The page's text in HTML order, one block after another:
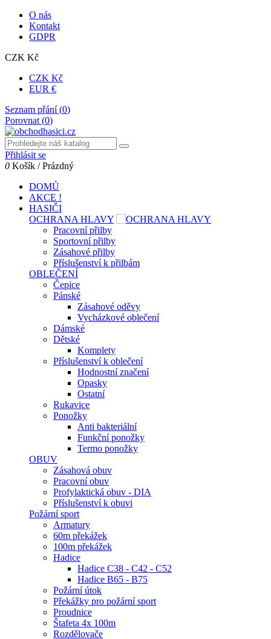
O nás
Kontakt
GDPR
CZK Kč
CZK Kč
EUR €
Seznam přání (0)
Porovnat (0)
Přihlásit se
0 Košík /Prázdný
DOMŮ
AKCE !
HASIČI
OCHRANA HLAVY
Pracovní přilby
Sportovní přilby
Zásahové přilby
Příslušenství k přilbám
OBLEČENÍ
Čepice
Pánské
Zásahové oděvy
Vycházkové oblečení
Dámské
Dětské
Komplety
Příslušenství k oblečení
Hodnostní značení
Opasky
Ostatní
Rukavice
Ponožky
Anti bakteriální
Funkční ponožky
Termo ponožky
OBUV
Zásahová obuv
Pracovní obuv
Profylaktická obuv - DIA
Příslušenství k obuvi
Požární sport
Armatury
60m překážek
100m překážek
Hadice
Hadice C38 - C42 - C52
Hadice B65 - B75
Požární útok
Překážky pro požární sport
Proudnice
Štafeta 4x 100m
Rozdělovače